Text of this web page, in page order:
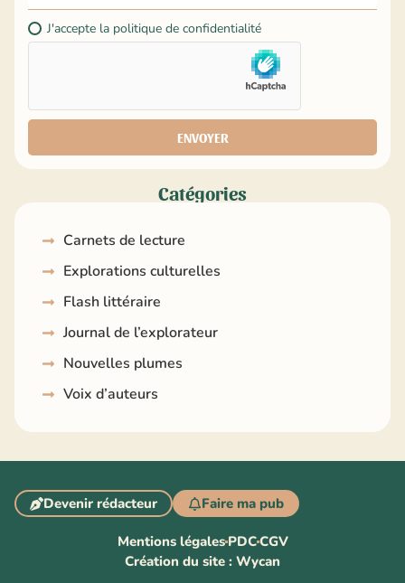
J'accepte la politique de confidentialité
ENVOYER
Catégories
Carnets de lecture
Explorations culturelles
Flash littéraire
Journal de l’explorateur
Nouvelles plumes
Voix d’auteurs
Mentions légalesPDCCGV
Devenir rédacteur Faire ma pub
Création du site : Wycan